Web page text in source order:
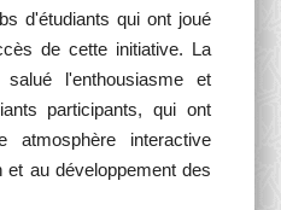
d'étudiants qui ont joué
de cette initiative. La
l'enthousiasme et
participants, qui ont
interactive
et au développement des